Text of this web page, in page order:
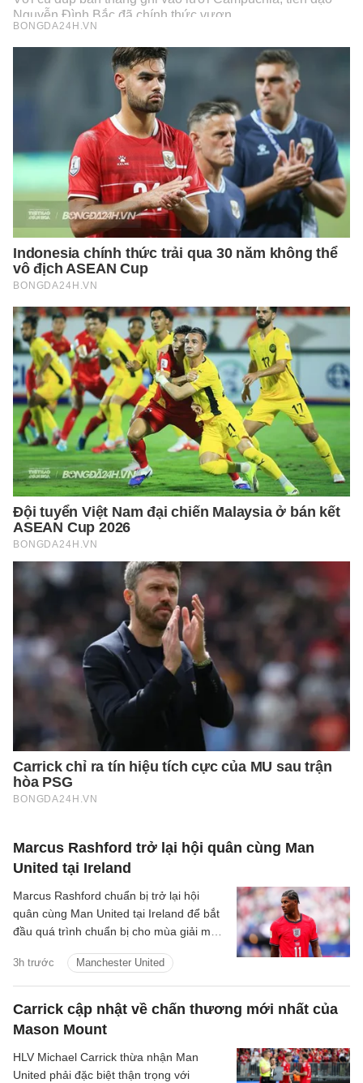
Marcus Rashford trở lại hội quân cùng Man
United tại Ireland
3h trước Manchester United
Marcus Rashford chuẩn bị trở lại hội
quân cùng Man United tại Ireland để bắt
đầu quá trình chuẩn bị cho mùa giải mới.
Carrick xác nhận.
Carrick cập nhật về chấn thương mới nhất của
Mason Mount
HLV Michael Carrick thừa nhận Man
United phải đặc biệt thận trọng với